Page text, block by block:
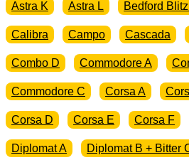
Astra K Astra L Bedford
Calibra Campo Cascada
Combo D Commodore A
Commodore C Corsa A
Corsa D Corsa E Corsa F
Diplomat A Diplomat B + Bitter